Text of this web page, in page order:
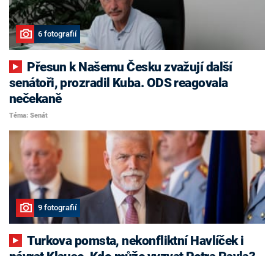
6 fotografií
senátoři, prozradil Kuba. ODS reagovala
nečekaně
Téma: Senát
9 fotografií
Turkova pomsta, nekonfliktní Havlíček i